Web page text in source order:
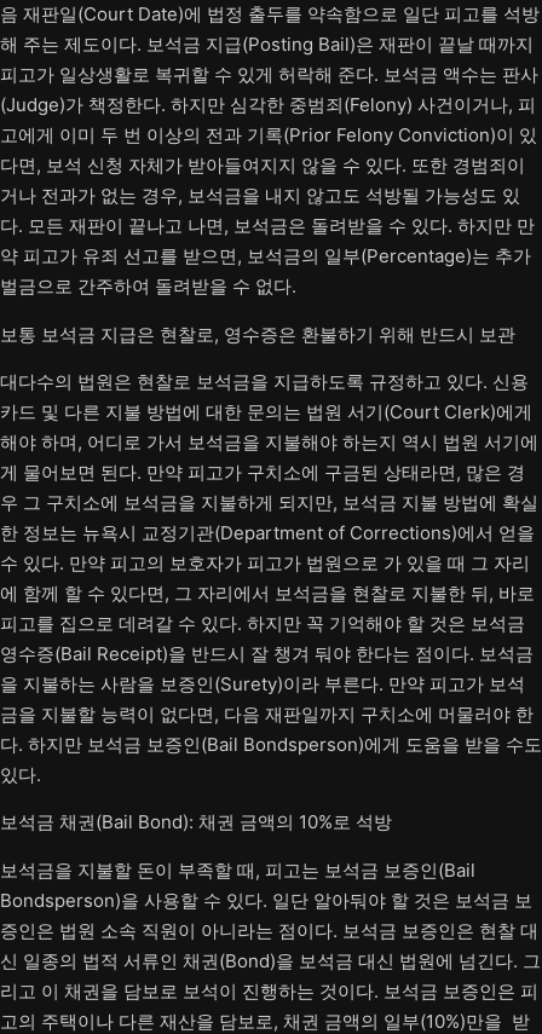
음 재판일(Court Date)에 법정 출두를 약속함으로 일단 피고를 석방
해 주는 제도이다. 보석금 지급(Posting Bail)은 재판이 끝날 때까지
피고가 일상생활로 복귀할 수 있게 허락해 준다. 보석금 액수는 판사
(Judge)가 책정한다. 하지만 심각한 중범죄(Felony) 사건이거나, 피
고에게 이미 두 번 이상의 전과 기록(Prior Felony Conviction)이 있
다면, 보석 신청 자체가 받아들여지지 않을 수 있다. 또한 경범죄이
거나 전과가 없는 경우, 보석금을 내지 않고도 석방될 가능성도 있
다. 모든 재판이 끝나고 나면, 보석금은 돌려받을 수 있다. 하지만 만
약 피고가 유죄 선고를 받으면, 보석금의 일부(Percentage)는 추가
벌금으로 간주하여 돌려받을 수 없다.
보통 보석금 지급은 현찰로, 영수증은 환불하기 위해 반드시 보관
대다수의 법원은 현찰로 보석금을 지급하도록 규정하고 있다. 신용
카드 및 다른 지불 방법에 대한 문의는 법원 서기(Court Clerk)에게
해야 하며, 어디로 가서 보석금을 지불해야 하는지 역시 법원 서기에
게 물어보면 된다. 만약 피고가 구치소에 구금된 상태라면, 많은 경
우 그 구치소에 보석금을 지불하게 되지만, 보석금 지불 방법에 확실
한 정보는 뉴욕시 교정기관(Department of Corrections)에서 얻을
수 있다. 만약 피고의 보호자가 피고가 법원으로 가 있을 때 그 자리
에 함께 할 수 있다면, 그 자리에서 보석금을 현찰로 지불한 뒤, 바로
피고를 집으로 데려갈 수 있다. 하지만 꼭 기억해야 할 것은 보석금
영수증(Bail Receipt)을 반드시 잘 챙겨 둬야 한다는 점이다. 보석금
을 지불하는 사람을 보증인(Surety)이라 부른다. 만약 피고가 보석
금을 지불할 능력이 없다면, 다음 재판일까지 구치소에 머물러야 한
다. 하지만 보석금 보증인(Bail Bondsperson)에게 도움을 받을 수도
있다.
보석금 채권(Bail Bond): 채권 금액의 10%로 석방
보석금을 지불할 돈이 부족할 때, 피고는 보석금 보증인(Bail
Bondsperson)을 사용할 수 있다. 일단 알아둬야 할 것은 보석금 보
증인은 법원 소속 직원이 아니라는 점이다. 보석금 보증인은 현찰 대
신 일종의 법적 서류인 채권(Bond)을 보석금 대신 법원에 넘긴다. 그
리고 이 채권을 담보로 보석이 진행하는 것이다. 보석금 보증인은 피
고의 주택이나 다른 재산을 담보로, 채권 금액의 일부(10%)만을 받